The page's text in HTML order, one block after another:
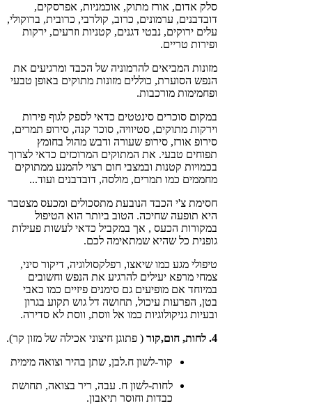
סלק אדום, אורז מתוק, אוכמניות, אפרסקים,
דובדבנים, ערמונים, כרוב, קולרבי, כרובית, ברוקולי,
עלים ירוקים, נבטי דגנים, קטניות וזרעים, ירקות
ופירות טריים.
מזונות המביאים להרמוניה של הכבד ומרגיעים את
הנפש הסוערת, כוללים מזונות מתוקים באופן טבעי
ופחמימות מורכבות.
במקום סוכרים סינטטים כדאי לספק לגוף פירות
וירקות מתוקים, סטיוויה, סוכר קנה, סירופ תמרים,
סירופ אורז, סירופ שעורה ודבש מהול בחומץ
תפוחים טבעי. את המתוקים המרוכזים כדאי לצרוך
בכמויות קטנות ובמצבי חום רצוי להמנע ממתוקים
מחממים כמו תמרים, מולסה, דובדבנים ועוד...
חסימת צ'י הכבד הנובעת מתסכולים ומכעס מצטבר
היא תופעה שחיכה. הטוב ביותר הוא הטיפול
במקורות הכעס , אך במקביל כדאי לעשות פעילות
גופנית כל שהיא שמתאימה לכם.
טיפולי מגע כמו שיאצו, רפלקסולוגיה, דיקור סיני,
צמחי מרפא יעילים להרגיע את הנפש וחשובים
במיוחד אם מופיעים גם סימנים פיזיים כמו כאבי
בטן, הפרעות עיכול, תחושה דל גוש תקוע בגרון
ובעיות גניקולוגיות כמו אל ווסת, ווסת לא סדירה.
4. לחות, חום,קור
( פתוגן חיצוני אכילה של מזון קר).
קור-לשון ח.לבן, שתן בהיר וצואה מימית
לחות-לשון ח. עבה, ריר בצואה, תחושת
כבדות וחוסר תיאבון.